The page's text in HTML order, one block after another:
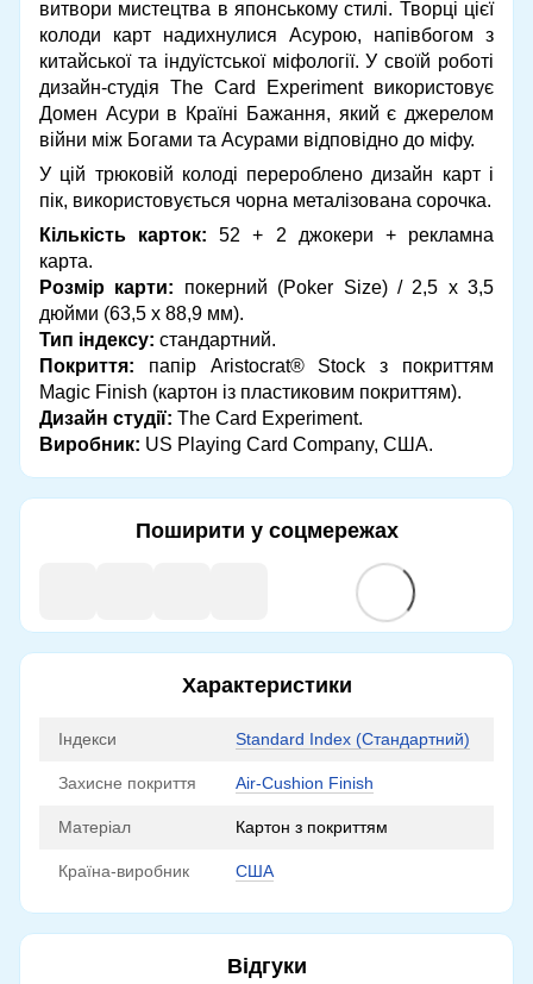
витвори мистецтва в японському стилі. Творці цієї
колоди карт надихнулися Асурою, напівбогом з
китайської та індуїстської міфології. У своїй роботі
дизайн-студія The Card Experiment використовує
Домен Асури в Країні Бажання, який є джерелом
війни між Богами та Асурами відповідно до міфу.
У цій трюковій колоді перероблено дизайн карт і
пік, використовується чорна металізована сорочка.
Кількість карток: 52 + 2 джокери + рекламна
карта.
Розмір карти: покерний (Poker Size) / 2,5 х 3,5
дюйми (63,5 х 88,9 мм).
Тип індексу: стандартний.
Покриття: папір Aristocrat® Stock з покриттям
Magic Finish (картон із пластиковим покриттям).
Дизайн студії: The Card Experiment.
Виробник: US Playing Card Company, США.
Поширити у соцмережах
Характеристики
Індекси Standard Index (Стандартний)
Захисне покриття Air-Cushion Finish
Матеріал Картон з покриттям
Країна-виробник США
Відгуки